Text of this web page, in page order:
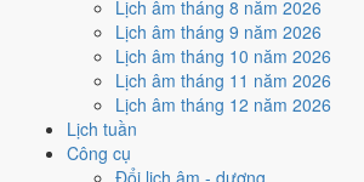
Lịch âm tháng 8 năm 2026
Lịch âm tháng 9 năm 2026
Lịch âm tháng 10 năm 2026
Lịch âm tháng 11 năm 2026
Lịch âm tháng 12 năm 2026
Lịch tuần
Công cụ
Đổi lịch âm - dương
Mua xe - tậu xe
Tốt
Mua xe - tậu xe hôm nay ởmức tốt (6/10)
Hoàng Đạo.
Cách tính ngày tốt
✈️
Xuất hành - đi xa
5
/10Trung bình